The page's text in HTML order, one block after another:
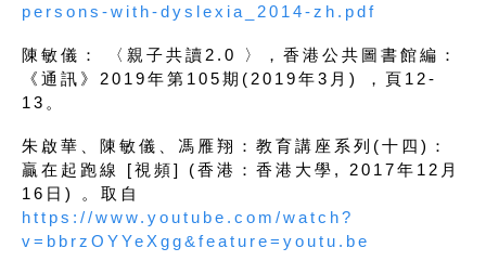
persons-with-dyslexia_2014-zh.pdf
陳敏儀： 〈親子共讀2.0 〉，香港公共圖書館編：
《通訊》2019年第105期(2019年3月) ，頁12-
13。
朱啟華、陳敏儀、馮雁翔：教育講座系列(十四)：
贏在起跑線 [視頻] (香港：香港大學, 2017年12月
16日) 。取自
https://www.youtube.com/watch?
v=bbrzOYYeXgg&feature=youtu.be